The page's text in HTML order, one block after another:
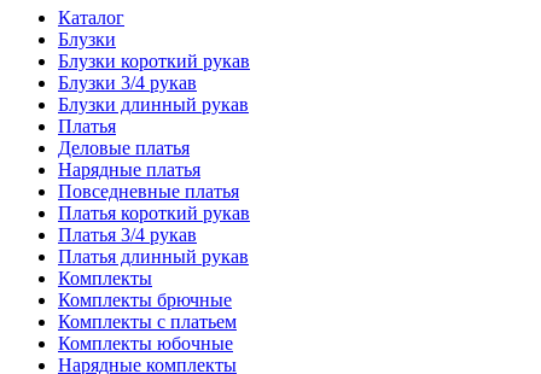
Каталог
Блузки
Блузки короткий рукав
Блузки 3/4 рукав
Блузки длинный рукав
Платья
Деловые платья
Нарядные платья
Повседневные платья
Платья короткий рукав
Платья 3/4 рукав
Платья длинный рукав
Комплекты
Комплекты брючные
Комплекты с платьем
Комплекты юбочные
Нарядные комплекты